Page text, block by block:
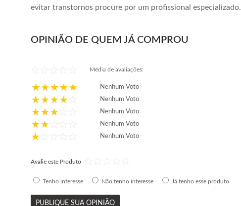
evitar transtornos procure por um profissional especializado.
OPINIÃO DE QUEM JÁ COMPROU
Média de avaliações:
Nenhum Voto
Nenhum Voto
Nenhum Voto
Nenhum Voto
Nenhum Voto
Avalie este Produto
Tenho interesse Não tenho interesse Já tenho esse produto
PUBLIQUE SUA OPINIÃO